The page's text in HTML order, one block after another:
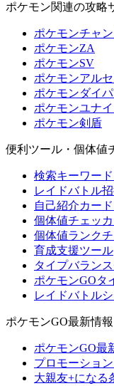
ポケモン関連の攻略
ポケモンチャ
ポケモンZA
ポケモンSV
ポケモンアル
ポケモンダイ
ポケモンユナイ
ポケモン剣盾
便利ツール・個体値
検索キーワー
レイドバトル
自己紹介カー
個体値チェッ
個体値ランク
育成支援ツール
タイプバラン
ポケモンGOタ
レイドバトル
ポケモンGO最新情報
ポケモンGO最
プロモーショ
大親友+になる